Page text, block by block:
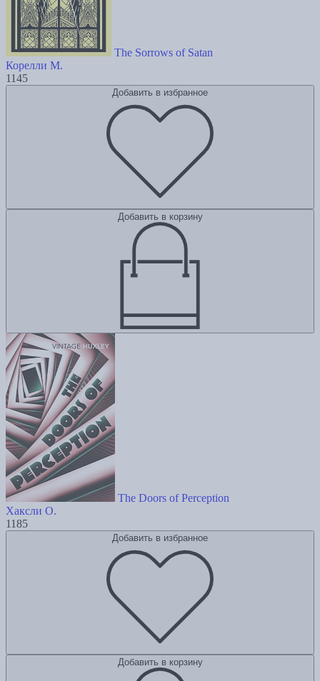
The Sorrows of Satan
Корелли М.
1145
Добавить в избранное
Добавить в корзину
The Doors of Perception
Хаксли О.
1185
Добавить в избранное
Добавить в корзину